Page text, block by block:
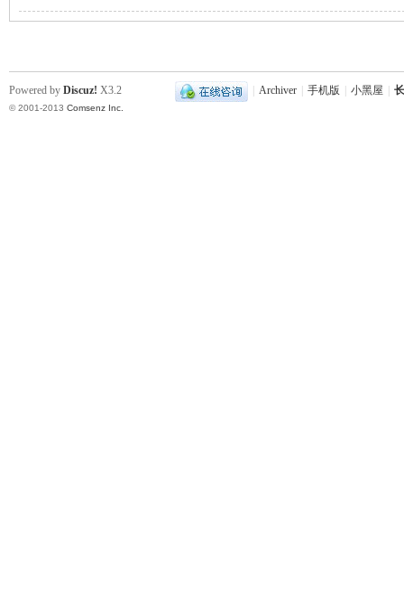
Archiver 手机版 小黑屋
Powered by Discuz! X3.2
© 2001-2013 Comsenz Inc.